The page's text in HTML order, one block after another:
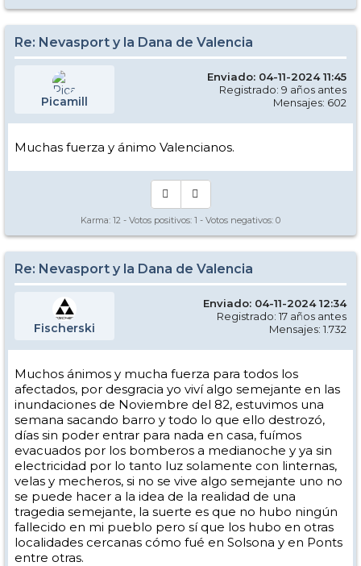
Re: Nevasport y la Dana de Valencia
Picamill
Enviado: 04-11-2024 11:45
Registrado: 9 años antes
Mensajes: 602
Muchas fuerza y ánimo Valencianos.
Karma: 12 - Votos positivos: 1 - Votos negativos: 0
Re: Nevasport y la Dana de Valencia
Fischerski
Enviado: 04-11-2024 12:34
Registrado: 17 años antes
Mensajes: 1.732
Muchos ánimos y mucha fuerza para todos los
afectados, por desgracia yo viví algo semejante en las
inundaciones de Noviembre del 82, estuvimos una
semana sacando barro y todo lo que ello destrozó,
días sin poder entrar para nada en casa, fuímos
evacuados por los bomberos a medianoche y ya sin
electricidad por lo tanto luz solamente con linternas,
velas y mecheros, si no se vive algo semejante uno no
se puede hacer a la idea de la realidad de una
tragedia semejante, la suerte es que no hubo ningún
fallecido en mi pueblo pero sí que los hubo en otras
localidades cercanas cómo fué en Solsona y en Ponts
entre otras.